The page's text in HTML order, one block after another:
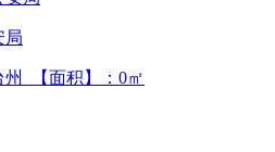
局
州 【面积】： 0㎡